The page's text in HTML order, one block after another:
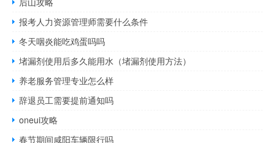
报考人力资源管理师需要什么条件
冬天咽炎能吃鸡蛋吗吗
堵漏剂使用后多久能用水（堵漏剂使用方法）
养老服务管理专业怎么样
辞退员工需要提前通知吗
oneui攻略
春节期间咸阳车辆限行吗